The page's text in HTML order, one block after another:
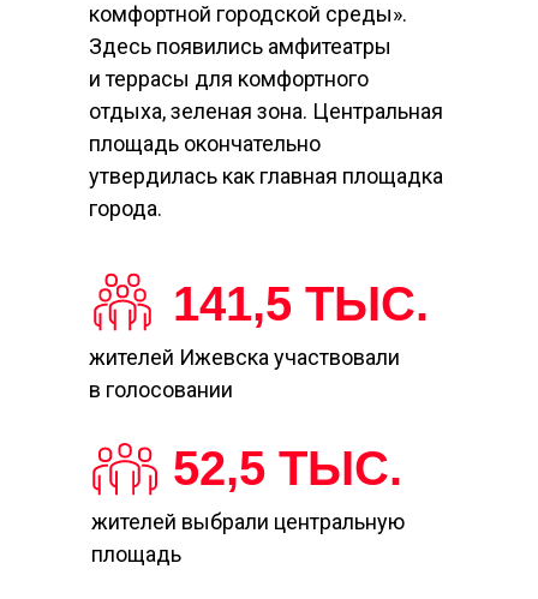
комфортной городской среды».
Здесь появились амфитеатры
и террасы для комфортного
отдыха, зеленая зона. Центральная
площадь окончательно
утвердилась как главная площадка
города.
141,5 ТЫС.
жителей Ижевска участвовали
в голосовании
жителей выбрали центральную
площадь
52,5 ТЫС.